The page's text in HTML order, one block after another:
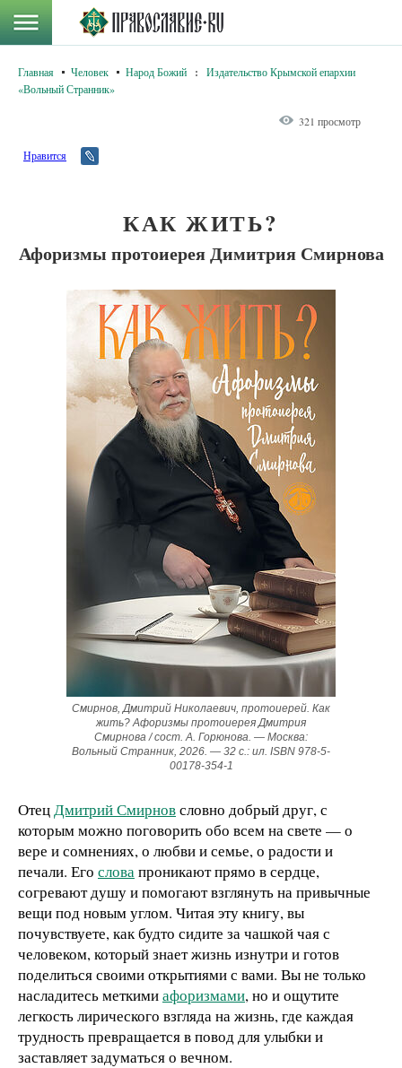
Главная Человек Народ Божий :
Издательство Крымской епархии
«Вольный Странник»
321 просмотр
Нравится
КАК ЖИТЬ?
Афоризмы протоиерея Димитрия Смирнова
Смирнов, Дмитрий Николаевич, протоиерей. Как
жить? Афоризмы протоиерея Дмитрия
Смирнова / сост. А. Горюнова. — Москва:
Вольный Странник, 2026. — 32 с.: ил. ISBN 978-5-
00178-354-1
ОтецДмитрий Смирновсловно добрый друг, с
которым можно поговорить обо всем на свете — о
вере и сомнениях, о любви и семье, о радости и
печали. Его словапроникают прямо в сердце,
согревают душу и помогают взглянуть на привычные
вещи под новым углом. Читая эту книгу, вы
почувствуете, как будто сидите за чашкой чая с
человеком, который знает жизнь изнутри и готов
поделиться своими открытиями с вами. Вы не только
насладитесь меткимиафоризмами, но и ощутите
легкость лирического взгляда на жизнь, где каждая
трудность превращается в повод для улыбки и
заставляет задуматься о вечном.